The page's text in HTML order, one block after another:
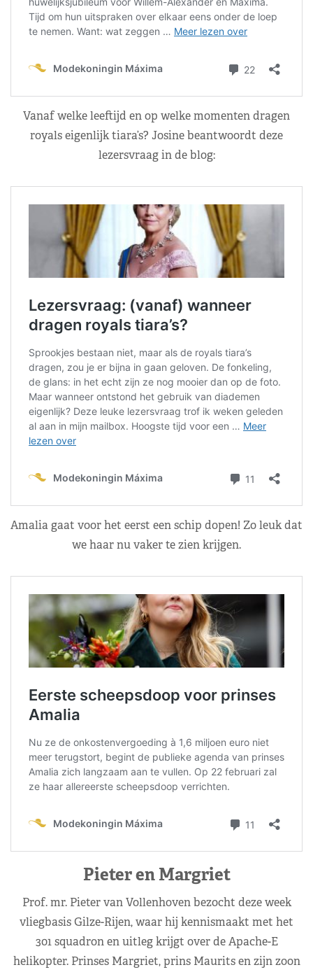
Vanaf welke leeftijd en op welke momenten dragen
royals eigenlijk tiara’s? Josine beantwoordt deze
lezersvraag in de blog:
Amalia gaat voor het eerst een schip dopen! Zo leuk dat
we haar nu vaker te zien krijgen.
Pieter en Margriet
Prof. mr. Pieter van Vollenhoven bezocht deze week
vliegbasis Gilze-Rijen, waar hij kennismaakt met het
301 squadron en uitleg krijgt over de Apache-E
helikopter. Prinses Margriet, prins Maurits en zijn zoon